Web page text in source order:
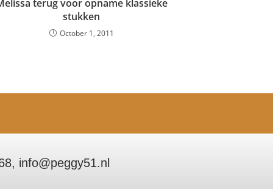
terug voor opname klassieke
stukken
October 1, 2011
info@peggy51.nl